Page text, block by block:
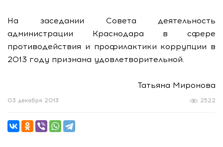
На заседании Совета деятельность
администрации Краснодара в сфере
противодействия и профилактики коррупции в
2013 году признана удовлетворительной.
Татьяна Миронова
2522
03 декабря 2013